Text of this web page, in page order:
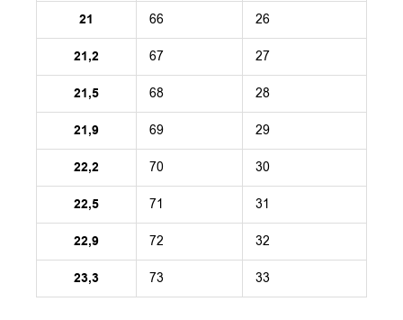
21 66 26
21,2 67 27
21,5 68 28
21,9 69 29
22,2 70 30
22,5 71 31
22,9 72 32
23,3 73 33